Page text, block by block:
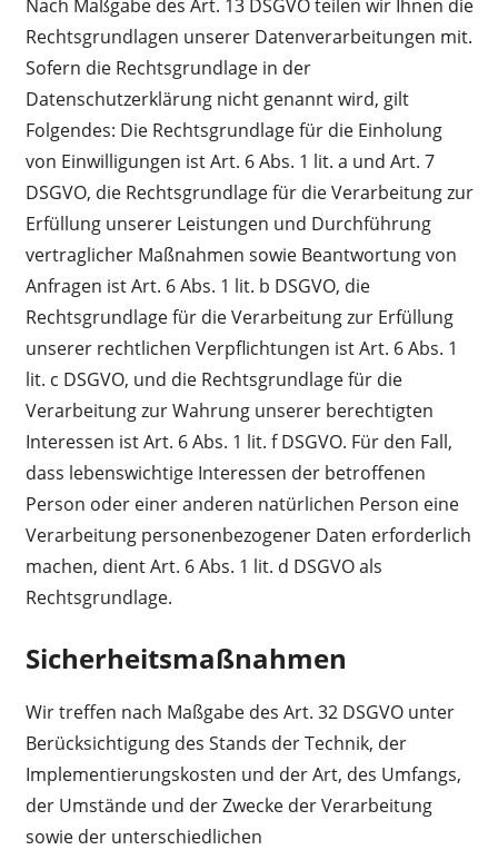
Nach Maßgabe des Art. 13 DSGVO teilen wir Ihnen die
Rechtsgrundlagen unserer Datenverarbeitungen mit.
Sofern die Rechtsgrundlage in der
Datenschutzerklärung nicht genannt wird, gilt
Folgendes: Die Rechtsgrundlage für die Einholung
von Einwilligungen ist Art. 6 Abs. 1 lit. a und Art. 7
DSGVO, die Rechtsgrundlage für die Verarbeitung zur
Erfüllung unserer Leistungen und Durchführung
vertraglicher Maßnahmen sowie Beantwortung von
Anfragen ist Art. 6 Abs. 1 lit. b DSGVO, die
Rechtsgrundlage für die Verarbeitung zur Erfüllung
unserer rechtlichen Verpflichtungen ist Art. 6 Abs. 1
lit. c DSGVO, und die Rechtsgrundlage für die
Verarbeitung zur Wahrung unserer berechtigten
Interessen ist Art. 6 Abs. 1 lit. f DSGVO. Für den Fall,
dass lebenswichtige Interessen der betroffenen
Person oder einer anderen natürlichen Person eine
Verarbeitung personenbezogener Daten erforderlich
machen, dient Art. 6 Abs. 1 lit. d DSGVO als
Rechtsgrundlage.
Sicherheitsmaßnahmen
Wir treffen nach Maßgabe des Art. 32 DSGVO unter
Berücksichtigung des Stands der Technik, der
Implementierungskosten und der Art, des Umfangs,
der Umstände und der Zwecke der Verarbeitung
sowie der unterschiedlichen